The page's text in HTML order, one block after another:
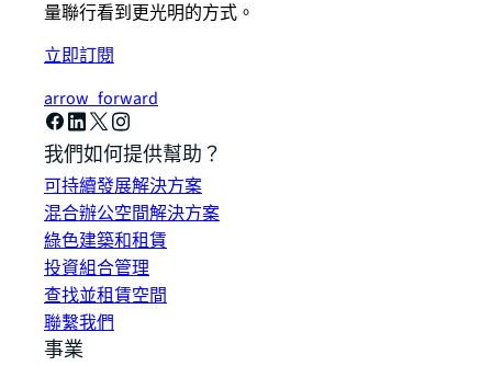
量聯行看到更光明的方式。
立即訂閱
arrow_forward
我們如何提供幫助？
可持續發展解決方案
混合辦公空間解決方案
綠色建築和租賃
投資組合管理
查找並租賃空間
聯繫我們
事業